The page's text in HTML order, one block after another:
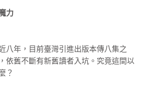
分斷閱讀，培養孩子的閱讀續航力
牠似乎很生氣。十年屋有點緊張，但還
這家店喵！」
力
八年，目前臺灣引進出版本傳八集之
依舊不斷有新舊讀者入坑。究竟這間以
？